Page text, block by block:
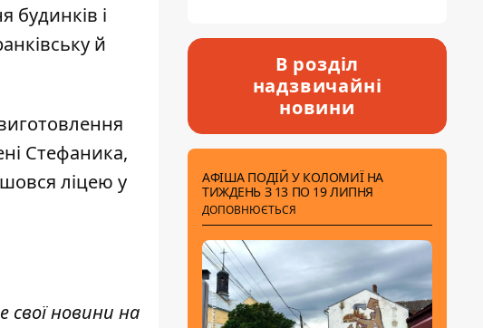
і
й
Стефаника,
ліцею у
свої новини на
В розділ
надзвичайні
новини
АФІША ПОДІЙ У КОЛОМИЇ НА
ТИЖДЕНЬ З 13 ПО 19 ЛИПНЯ
ДОПОВНЮЄТЬСЯ